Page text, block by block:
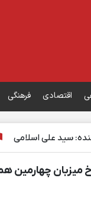
اقتصادی فرهنگی
سید علی اسلامی
چهارمین